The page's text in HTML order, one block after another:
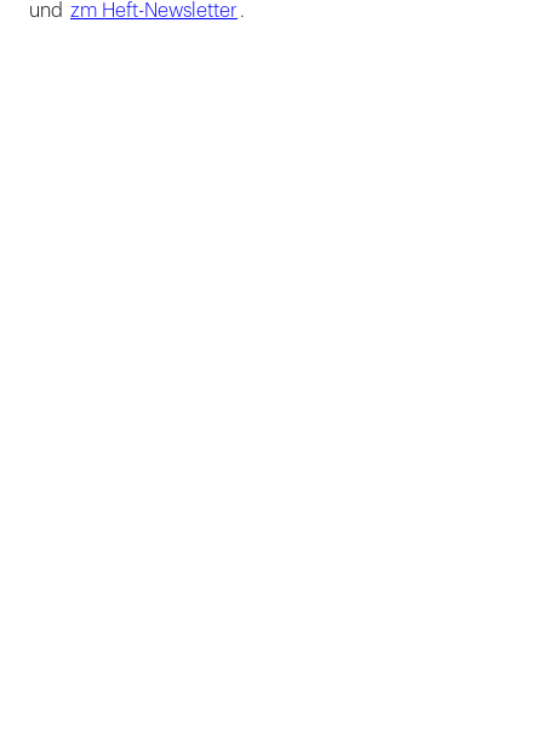
und zm Heft-Newsletter .